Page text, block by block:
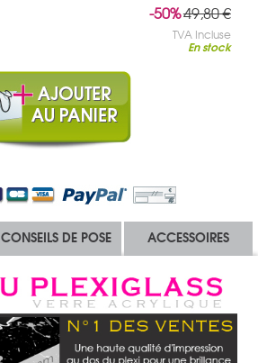
-50%49,80 €
TVA Incluse
En stock
CONSEILS DE POSE ACCESSOIRES